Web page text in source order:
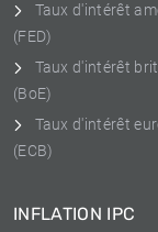
Taux d'intérêt
(FED)
Taux d'intérêt
(BoE)
Taux d'intérêt
(ECB)
INFLATION IPC